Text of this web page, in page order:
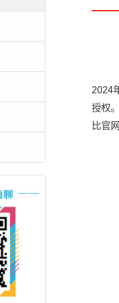
2024
授权
比官